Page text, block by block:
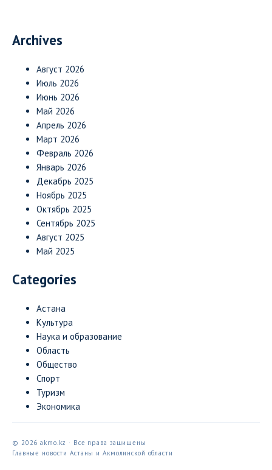
Archives
Август 2026
Июль 2026
Июнь 2026
Май 2026
Апрель 2026
Март 2026
Февраль 2026
Январь 2026
Декабрь 2025
Ноябрь 2025
Октябрь 2025
Сентябрь 2025
Август 2025
Май 2025
Categories
Астана
Культура
Наука и образование
Область
Общество
Спорт
Туризм
Экономика
© 2026 akmo.kz · Все права защищены
Главные новости Астаны и Акмолинской области